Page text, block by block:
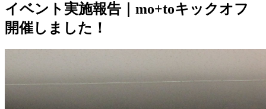
イベント実施報告｜mo+toキックオフ
開催しました！